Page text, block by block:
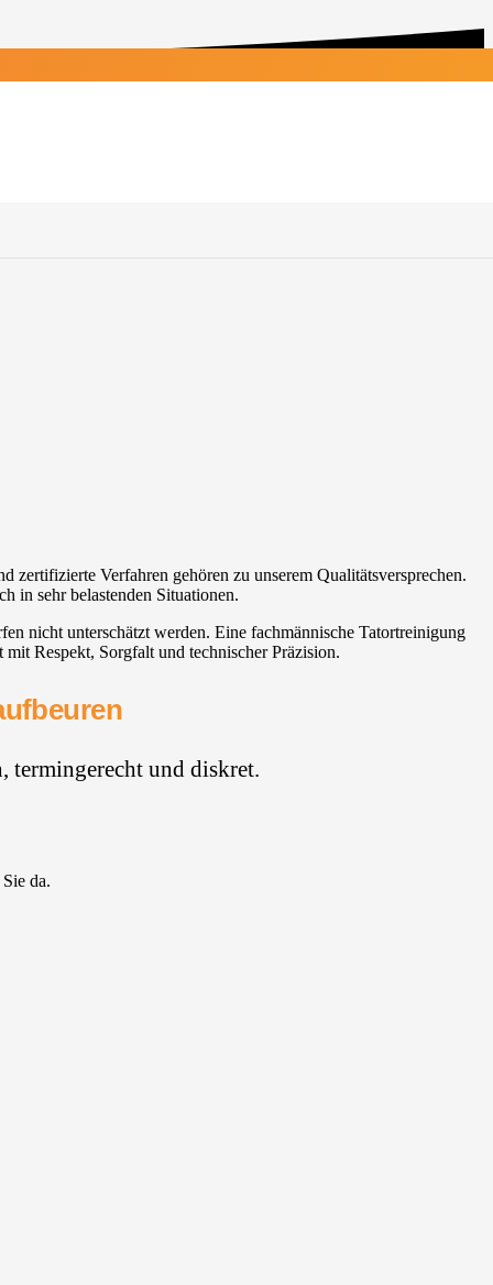
Verfahren gehören zu unserem Qualitätsversprechen.
in sehr belastenden Situationen.
nicht unterschätzt werden. Eine fachmännische Tatortreinigung
Respekt, Sorgfalt und technischer Präzision.
termingerecht und diskret.
da.